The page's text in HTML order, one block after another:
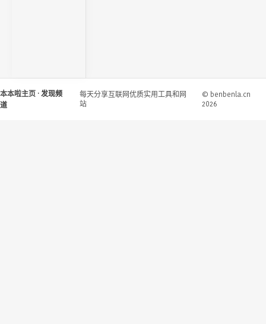
本本啦主页 · 发现频
道
每天分享互联网优质实用工具和网
站
© benbenla.cn
2026